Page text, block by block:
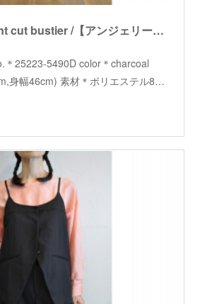
【angelina】front cut bustier /【アンジェリーナ】フロントカットビスチェ
＊25223-5490D color＊charcoal
身幅46cm) 素材＊ポリエステル8…